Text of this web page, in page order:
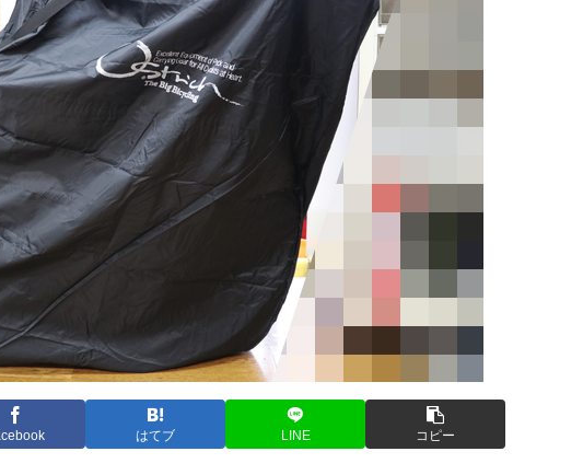
はてブ LINE コピー